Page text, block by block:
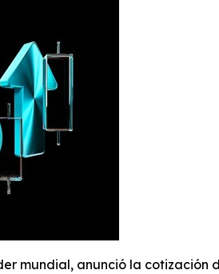
mundial, anunció la cotización